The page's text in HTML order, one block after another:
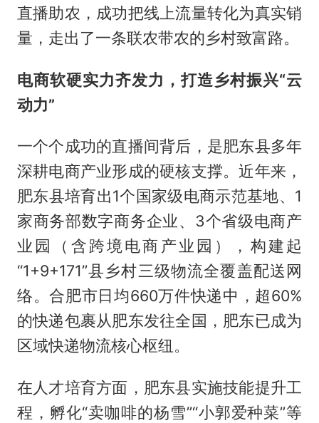
直播助农，成功把线上流量转化为真实销
量，走出了一条联农带农的乡村致富路。
电商软硬实力齐发力，打造乡村振兴“云
动力”
一个个成功的直播间背后，是肥东县多年
深耕电商产业形成的硬核支撑。近年来，
肥东县培育出1个国家级电商示范基地、1
家商务部数字商务企业、3个省级电商产
业园（含跨境电商产业园），构建起
“1+9+171”县乡村三级物流全覆盖配送网
络。合肥市日均660万件快递中，超60%
的快递包裹从肥东发往全国，肥东已成为
区域快递物流核心枢纽。
在人才培育方面，肥东县实施技能提升工
程，孵化“卖咖啡的杨雪”“小郭爱种菜”等